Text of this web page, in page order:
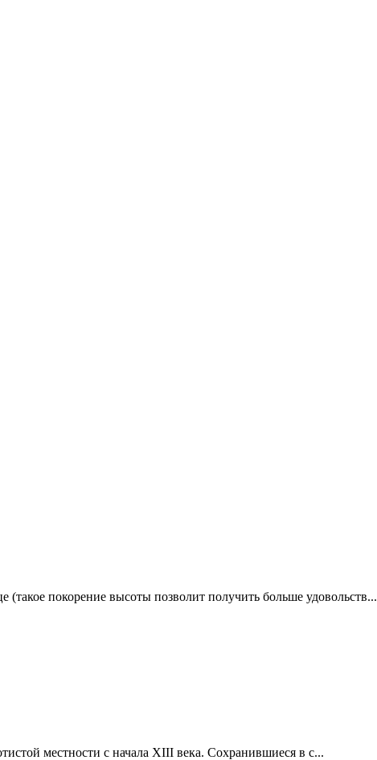
покорение высоты позволит получить больше удовольств...
местности c начала XIII века. Сохранившиеся в с...